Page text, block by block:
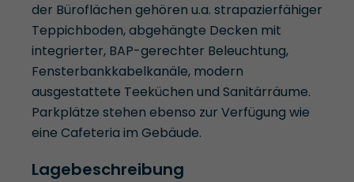
der Büroflächen gehören u.a. strapazierfähiger
Teppichboden, abgehängte Decken mit
integrierter, BAP-gerechter Beleuchtung,
Fensterbankkabelkanäle, modern
ausgestattete Teeküchen und Sanitärräume.
Parkplätze stehen ebenso zur Verfügung wie
eine Cafeteria im Gebäude.
Lagebeschreibung